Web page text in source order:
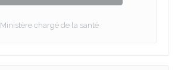
Ministère chargé de la santé